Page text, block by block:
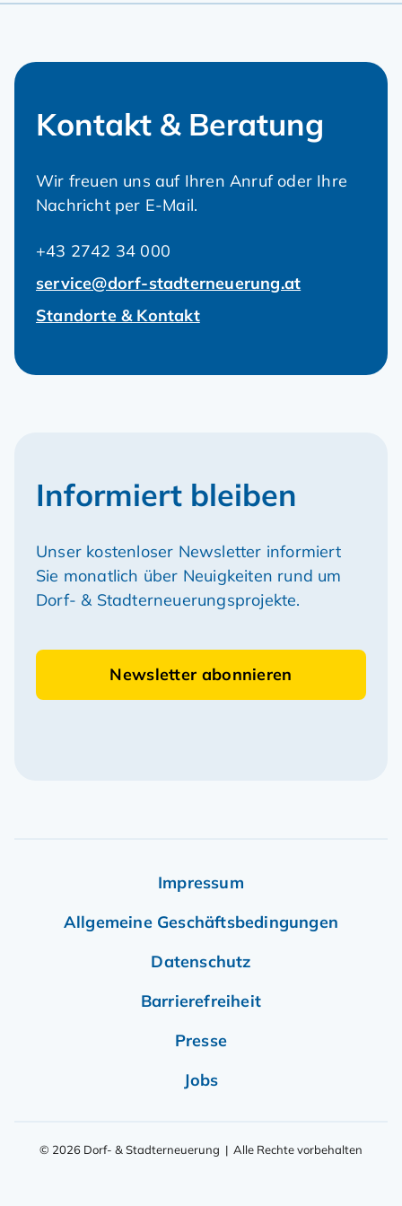
Kontakt & Beratung
Wir freuen uns auf Ihren Anruf oder Ihre
Nachricht per E-Mail.
+43 2742 34 000
service@dorf-stadterneuerung.at
Standorte & Kontakt
Informiert bleiben
Unser kostenloser Newsletter informiert
Sie monatlich über Neuigkeiten rund um
Dorf- & Stadterneuerungsprojekte.
Newsletter abonnieren
Impressum
Allgemeine Geschäftsbedingungen
Datenschutz
Barrierefreiheit
Presse
Jobs
© 2026 Dorf- & Stadterneuerung | Alle Rechte vorbehalten